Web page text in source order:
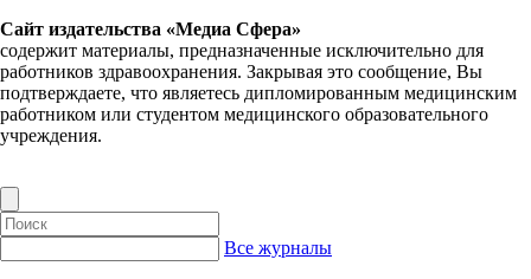
Сайт издательства «Медиа Сфера»
содержит материалы, предназначенные исключительно для
работников здравоохранения. Закрывая это сообщение, Вы
подтверждаете, что являетесь дипломированным медицинским
работником или студентом медицинского образовательного
учреждения.
Все журналы